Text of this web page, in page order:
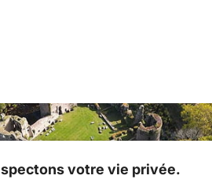
votre vie privée.